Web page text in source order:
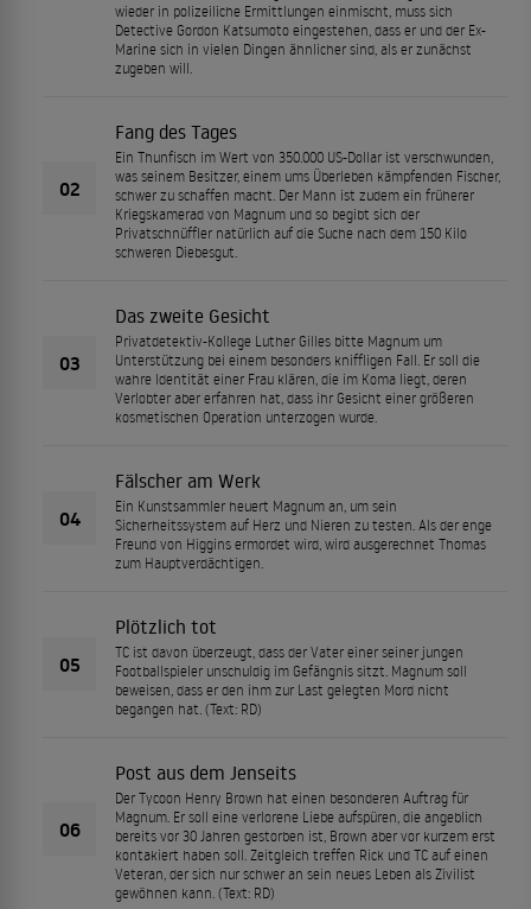
wieder in polizeiliche Ermittlungen einmischt, muss sich
Detective Gordon Katsumoto eingestehen, dass er und der Ex-
Marine sich in vielen Dingen ähnlicher sind, als er zunächst
zugeben will.
02
Fang des Tages
Ein Thunfisch im Wert von 350.000 US-Dollar ist verschwunden,
was seinem Besitzer, einem ums Überleben kämpfenden Fischer,
schwer zu schaffen macht. Der Mann ist zudem ein früherer
Kriegskamerad von Magnum und so begibt sich der
Privatschnüffler natürlich auf die Suche nach dem 150 Kilo
schweren Diebesgut.
03
Das zweite Gesicht
Privatdetektiv-Kollege Luther Gilles bitte Magnum um
Unterstützung bei einem besonders kniffligen Fall. Er soll die
wahre Identität einer Frau klären, die im Koma liegt, deren
Verlobter aber erfahren hat, dass ihr Gesicht einer größeren
kosmetischen Operation unterzogen wurde.
04
Fälscher am Werk
Ein Kunstsammler heuert Magnum an, um sein
Sicherheitssystem auf Herz und Nieren zu testen. Als der enge
Freund von Higgins ermordet wird, wird ausgerechnet Thomas
zum Hauptverdächtigen.
05
Plötzlich tot
TC ist davon überzeugt, dass der Vater einer seiner jungen
Footballspieler unschuldig im Gefängnis sitzt. Magnum soll
beweisen, dass er den ihm zur Last gelegten Mord nicht
begangen hat. (Text: RD)
06
Post aus dem Jenseits
Der Tycoon Henry Brown hat einen besonderen Auftrag für
Magnum. Er soll eine verlorene Liebe aufspüren, die angeblich
bereits vor 30 Jahren gestorben ist, Brown aber vor kurzem erst
kontakiert haben soll. Zeitgleich treffen Rick und TC auf einen
Veteran, der sich nur schwer an sein neues Leben als Zivilist
gewöhnen kann. (Text: RD)